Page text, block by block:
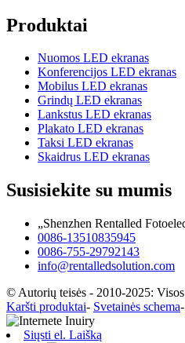
Produktai
Nuomos LED ekranas
Konferencijos LED ekranas
Mobilus LED ekranas
Grindų LED ekranas
Lankstus LED ekranas
Plakato LED ekranas
Taksi LED ekranas
Skaidrus LED ekranas
Susisiekite su mumis
„Shenzhen Rentalled
0086-13510835945
0086-755-29792143
info@rentalledsolution.com
© Autorių teisės - 2010-2025: Visos
Karšti produktai- Svetainės schema-
Siųsti el. Laišką